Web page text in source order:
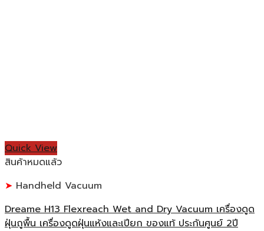
Quick View
สินค้าหมดแล้ว
Handheld Vacuum
Dreame H13 Flexreach Wet and Dry Vacuum เครื่องดูด
ฝุ่นถูพื้น เครื่องดูดฝุ่นแห้งและเปียก ของแท้ ประกันศูนย์ 2ปี